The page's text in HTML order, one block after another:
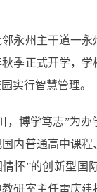
永州主干道一
季正式开学，
实行智慧管理。
，博学笃志”为
内普通高中课
怀”的创新型
研室主任雷庆